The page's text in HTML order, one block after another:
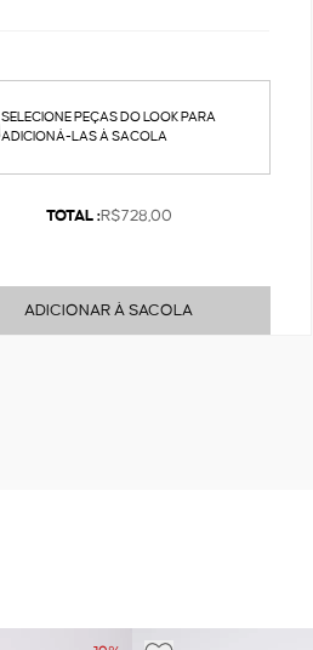
SELECIONE PEÇAS DO LOOK PARA
ADICIONÁ-LAS À SACOLA
TOTAL :R$728,00
ADICIONAR À SACOLA